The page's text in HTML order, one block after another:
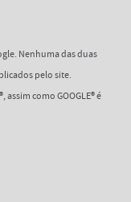
Nenhuma das duas
pelo site.
assim como GOOGLE® é